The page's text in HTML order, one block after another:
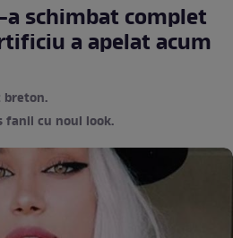
a schimbat complet
a apelat acum
breton.
fanii cu noul look.